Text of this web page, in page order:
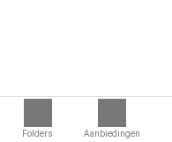
Folders Aanbiedingen